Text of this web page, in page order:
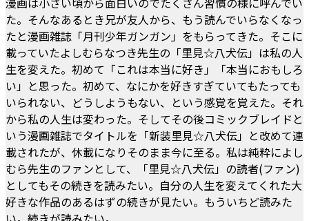
た。そんなあるとき兄が友人から、もう読んでいらなくなっ
たと漫画雑誌「月刊少年ガンガン」をもらってきた。そこに
載っていたよしむらなつき先生の「里見☆八犬伝」は私の人
生を変えた。初めて「これは本当に好き」「本当におもしろ
い」と思った。初めて、なにかを好きすぎていてもたっても
いられない、どうしようもない、という感覚を覚えた。それ
から私の人生は変わった。そしてその後コミックブレイドと
いう漫画雑誌でタイトルを「新装里見☆八犬伝」と改めて連
載されたが、休載になりそのまま今に至る。私は純粋によし
むら先生のファンとして、「里見☆八犬伝」の読者(ファン)
としてもその続きを読みたい。自分の人生を変えてくれた大
好きな作品のあるはずの続きが見たい。もういちど読みた